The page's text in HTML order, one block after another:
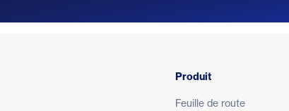
Produit
Feuille de route